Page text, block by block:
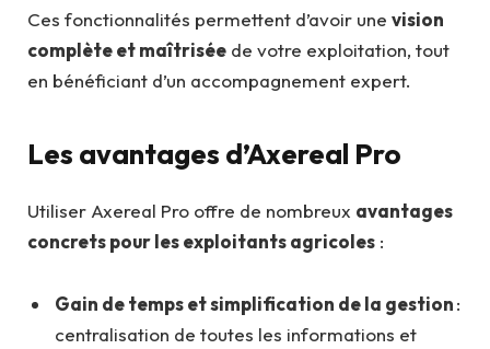
Ces fonctionnalités permettent d’avoir une vision
complète et maîtrisée de votre exploitation, tout
en bénéficiant d’un accompagnement expert.
Les avantages d’Axereal Pro
Utiliser Axereal Pro offre de nombreux avantages
concrets pour les exploitants agricoles :
Gain de temps et simplification de la gestion:
centralisation de toutes les informations et